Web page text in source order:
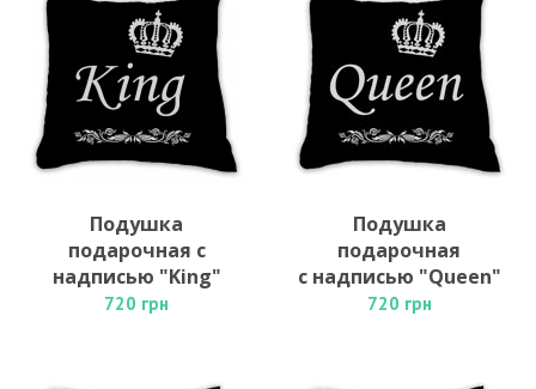
Подушка
подарочная с
надписью "King"
720 грн
Подушка
подарочная
с надписью "Queen"
720 грн